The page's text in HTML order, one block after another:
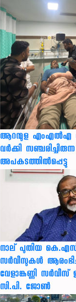
ആറന്മുള എംഎൽഎ
വർക്കി
അപകടത്തിൽപ്പെട്ടു
നാല് പുതിയ
സർവീസുകൾ
വേളാങ്കണ്ണി സർവീസ്
സി.പി. ജോൺ